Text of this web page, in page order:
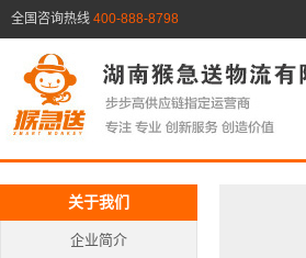
全国咨询热线 400-888-8798
关于我们
企业简介